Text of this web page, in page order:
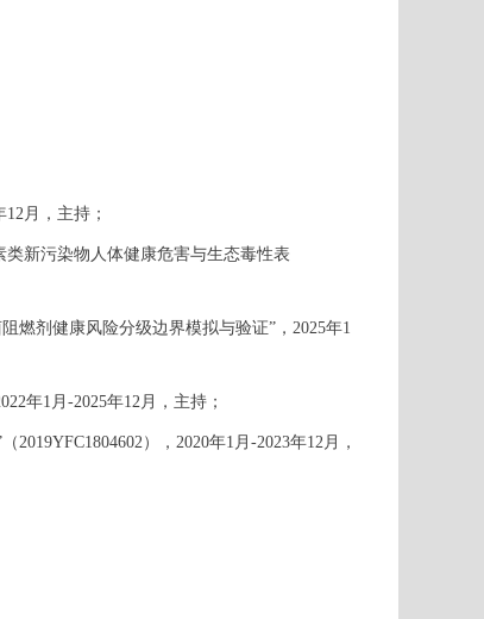
月，主持；
新污染物人体健康危害与生态毒性表
燃剂健康风险分级边界模拟与验证”，2025年1
年1月-2025年12月，主持；
），2020年1月-2023年12月，